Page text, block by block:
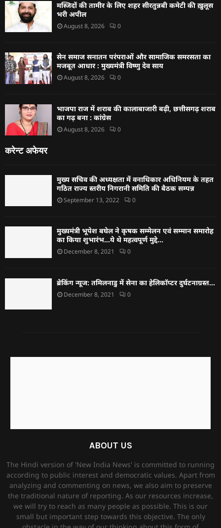
मस्जिदों की तामीर के लिए शहर सीरतुन्नबी कमेटी की ख़ुलूस
भरी अपील
August 8, 2026 0
सेन समाज सनातन परंपराओं और सामाजिक समरसता का
मजबूत आधार : मुख्यमंत्री विष्णु देव साय
August 8, 2026 0
भाजपा राज में शराब की कालाबाजारी बढ़ी, छत्तीसगढ़ शराब
का गढ़ बना : कांग्रेस
August 8, 2026 0
करेन्ट अफेयर
मुख्य सचिव की अध्यक्षता में वनाधिकार अधिनियम के तहत
गठित राज्य स्तरीय निगरानी समिति की बैठक सम्पन्न
September 13, 2022 0
मुख्यमंत्री भूपेश बघेल ने कृषक सम्मेलन एवं सम्मान समारोह
का किया शुभारंभ…ये थे महत्वपूर्ण मुद्दे…
December 8, 2021 0
ब्रेकिंग न्यूज: तमिलनाडु में सेना का हेलिकॉप्टर दुर्घटनाग्रस्त…
December 8, 2021 0
ABOUT US
The Hindi version of 'New India News' is committed to running
according to public interest and democratic values. Apart from
analyzing and commenting on news, we also aim to preserve
the traditional nature of reporting. As our resources increase,
we will try to reach as many people as possible. This is our
small but important step towards this objective. The only